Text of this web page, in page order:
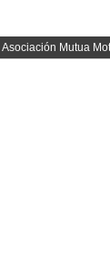
Asociación Mutua